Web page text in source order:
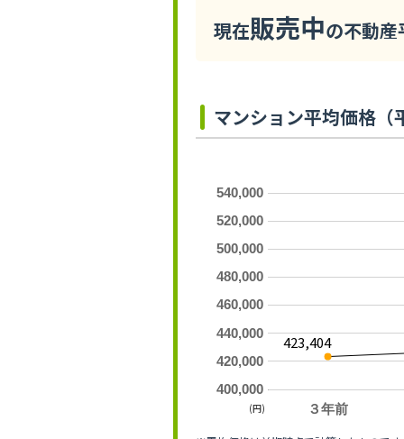
現在販売中の不動
マンション平均価格（
３年前
400,000
420,000
440,000
460,000
480,000
500,000
520,000
540,000
423,404
(円)